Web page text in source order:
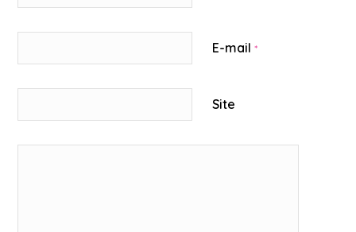
E-mail*
Site